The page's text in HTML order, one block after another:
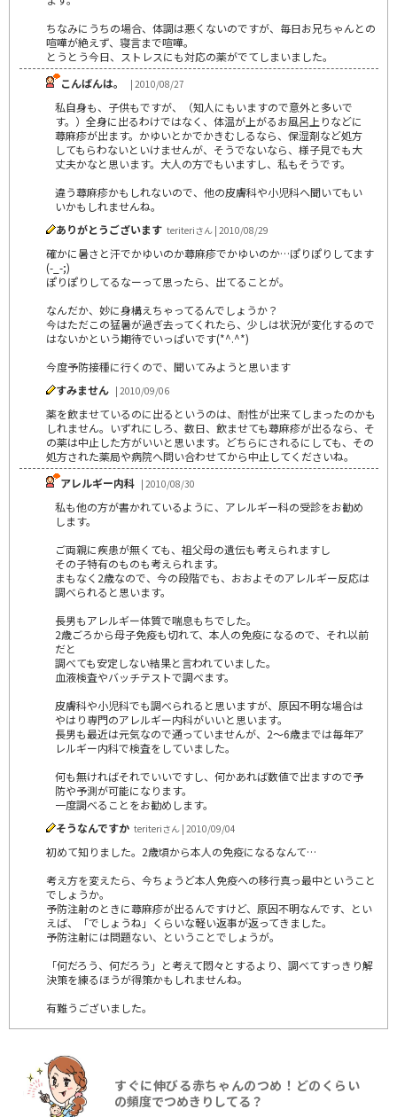
ちなみにうちの場合、体調は悪くないのですが、毎日お兄ちゃんとの
喧嘩が絶えず、寝言まで喧嘩。
とうとう今日、ストレスにも対応の薬がでてしまいました。
こんばんは。
| 2010/08/27
私自身も、子供もですが、（知人にもいますので意外と多いで
す。）全身に出るわけではなく、体温が上がるお風呂上りなどに
蕁麻疹が出ます。かゆいとかでかきむしるなら、保湿剤など処方
してもらわないといけませんが、そうでないなら、様子見でも大
丈夫かなと思います。大人の方でもいますし、私もそうです。
違う蕁麻疹かもしれないので、他の皮膚科や小児科へ聞いてもい
いかもしれませんね。
ありがとうございます teriteriさん | 2010/08/29
確かに暑さと汗でかゆいのか蕁麻疹でかゆいのか…ぽりぽりしてます
(-_-;)
ぽりぽりしてるなーって思ったら、出てることが。
なんだか、妙に身構えちゃってるんでしょうか？
今はただこの猛暑が過ぎ去ってくれたら、少しは状況が変化するので
はないかという期待でいっぱいです(*^.^*)
今度予防接種に行くので、聞いてみようと思います
すみません | 2010/09/06
薬を飲ませているのに出るというのは、耐性が出来てしまったのかも
しれません。いずれにしろ、数日、飲ませても蕁麻疹が出るなら、そ
の薬は中止した方がいいと思います。どちらにされるにしても、その
処方された薬局や病院へ問い合わせてから中止してくださいね。
アレルギー内科 | 2010/08/30
私も他の方が書かれているように、アレルギー科の受診をお勧め
します。
ご両親に疾患が無くても、祖父母の遺伝も考えられますし
その子特有のものも考えられます。
まもなく2歳なので、今の段階でも、おおよそのアレルギー反応は
調べられると思います。
長男もアレルギー体質で喘息もちでした。
2歳ごろから母子免疫も切れて、本人の免疫になるので、それ以前
だと
調べても安定しない結果と言われていました。
血液検査やバッチテストで調べます。
皮膚科や小児科でも調べられると思いますが、原因不明な場合は
やはり専門のアレルギー内科がいいと思います。
長男も最近は元気なので通っていませんが、2～6歳までは毎年ア
レルギー内科で検査をしていました。
何も無ければそれでいいですし、何かあれば数値で出ますので予
防や予測が可能になります。
一度調べることをお勧めします。
そうなんですか teriteriさん | 2010/09/04
初めて知りました。2歳頃から本人の免疫になるなんて…
考え方を変えたら、今ちょうど本人免疫への移行真っ最中ということ
でしょうか。
予防注射のときに蕁麻疹が出るんですけど、原因不明なんです、とい
えば、「でしょうね」くらいな軽い返事が返ってきました。
予防注射には問題ない、ということでしょうが。
「何だろう、何だろう」と考えて悶々とするより、調べてすっきり解
決策を練るほうが得策かもしれませんね。
有難うございました。
すぐに伸びる赤ちゃんのつめ！どのくらい
の頻度でつめきりしてる？